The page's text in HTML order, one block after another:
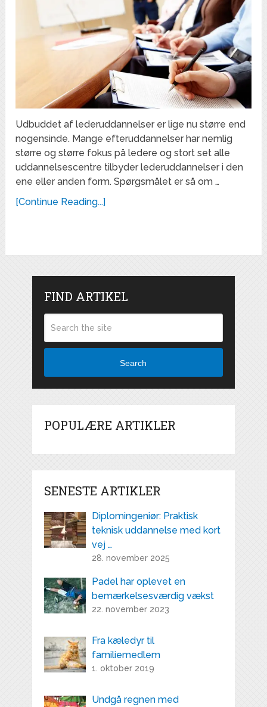
Udbuddet af lederuddannelser er lige nu større end
nogensinde. Mange efteruddannelser har nemlig
større og større fokus på ledere og stort set alle
uddannelsescentre tilbyder lederuddannelser i den
ene eller anden form. Spørgsmålet er så om …
[Continue Reading...]
FIND ARTIKEL
Search
POPULÆRE ARTIKLER
SENESTE ARTIKLER
Diplomingeniør: Praktisk
teknisk uddannelse med kort
vej …
28. november 2025
Padel har oplevet en
bemærkelsesværdig vækst
22. november 2023
Fra kæledyr til
familiemedlem
1. oktober 2019
Undgå regnen med